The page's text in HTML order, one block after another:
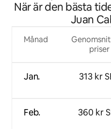
När är den bästa
Juan
Månad
Jan.
Feb.
priser
313 kr
360 kr